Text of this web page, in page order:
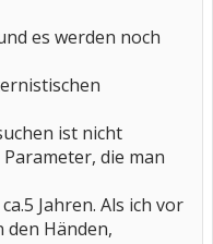
es werden noch
ist nicht
die man
Jahren. Als ich vor
den Händen,